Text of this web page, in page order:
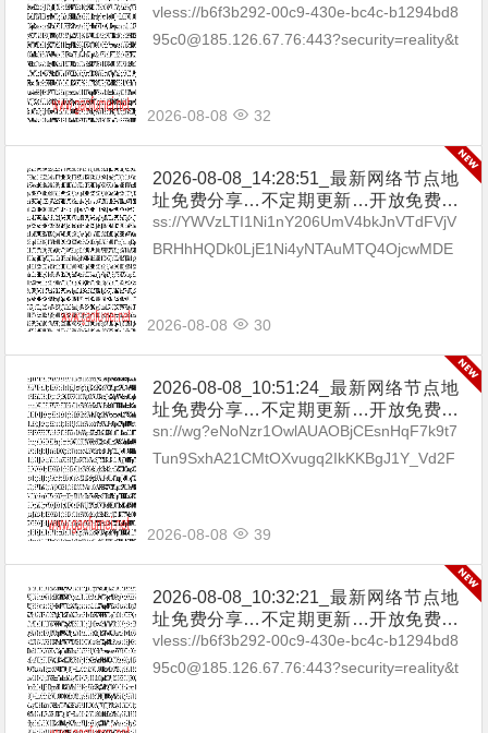
享（网络免费节点香港|日本|韩国|新加
坡|台湾|马来西亚|…
vless://b6f3b292-00c9-430e-bc4c-b1294bd8
95c0@185.126.67.76:443?security=reality&t
2026-08-08 32
2026-08-08_14:28:51_最新网络节点地
址免费分享…不定期更新…开放免费分
享（网络免费节点香港|日本|韩国|新加
坡|台湾|马来西亚|…
ss://YWVzLTI1Ni1nY206UmV4bkJnVTdFVjV
BRHhHQDk0LjE1Ni4yNTAuMTQ4OjcwMDE
2026-08-08 30
2026-08-08_10:51:24_最新网络节点地
址免费分享…不定期更新…开放免费分
享（网络免费节点香港|日本|韩国|新加
坡|台湾|马来西亚|…
sn://wg?eNoNzr1OwlAUAOBjCEsnHqF7k9t7
Tun9SxhA21CMtOXvugq2IkKKBgJ1Y_Vd2F
2026-08-08 39
2026-08-08_10:32:21_最新网络节点地
址免费分享…不定期更新…开放免费分
享（网络免费节点香港|日本|韩国|新加
坡|台湾|马来西亚|…
vless://b6f3b292-00c9-430e-bc4c-b1294bd8
95c0@185.126.67.76:443?security=reality&t